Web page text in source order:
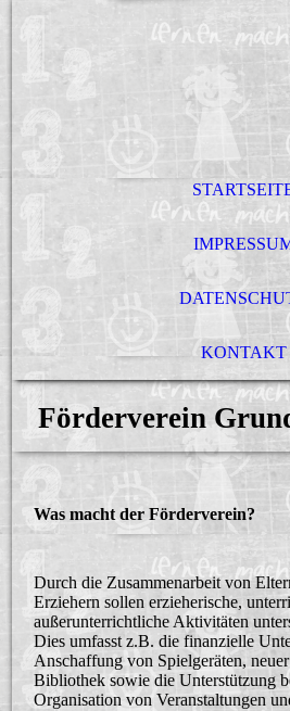
KONTAKT
Förderverein
Was macht der Förderverein?
Durch die Zusammenarbeit von
Erziehern sollen erzieherische,
außerunterrichtliche Aktivitäten
Dies umfasst z.B. die finanzielle
Anschaffung von Spielgeräten,
Bibliothek sowie die Unterstützung
Organisation von Veranstaltungen